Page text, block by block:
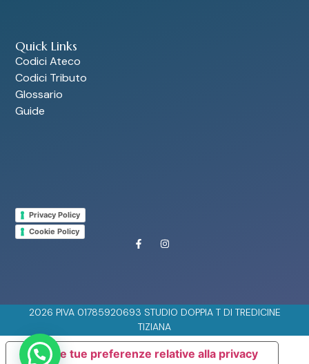
Privacy Policy
Cookie Policy
Quick Links
Codici Ateco
Codici Tributo
Glossario
Guide
2026 PIVA 01785920693 STUDIO DOPPIA T DI TREDICINE
TIZIANA
Le tue preferenze relative alla privacy